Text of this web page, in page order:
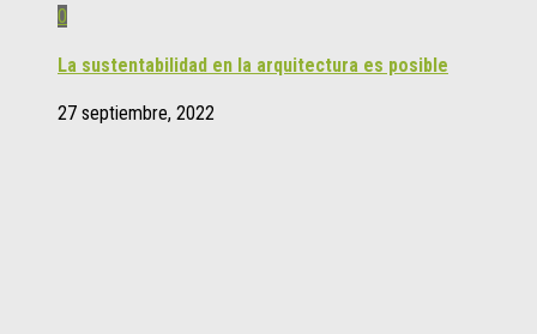
0
La sustentabilidad en la arquitectura es posible
27 septiembre, 2022